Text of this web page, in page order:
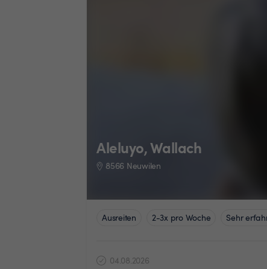
Aleluyo, Wallach
8566 Neuwilen
Ausreiten 2-3x pro Woche Sehr
04.08.2026